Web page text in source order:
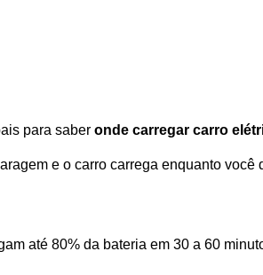
para saber onde carregar carro
e o carro carrega enquanto você
até 80% da bateria em 30 a 60